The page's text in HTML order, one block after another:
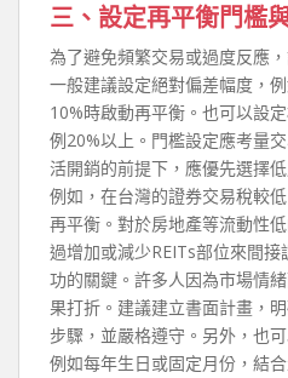
三、設定再平衡門檻
為了避免頻繁交易或過度反應
一般建議設定絕對偏差幅度，
10%時啟動再平衡。也可以設
例20%以上。門檻設定應考量
活開銷的前提下，應優先選擇
例如，在台灣的證券交易稅較
再平衡。對於房地產等流動性
過增加或減少REITs部位來間
功的關鍵。許多人因為市場情
果打折。建議建立書面計畫，
步驟，並嚴格遵守。另外，也
例如每年生日或固定月份，結